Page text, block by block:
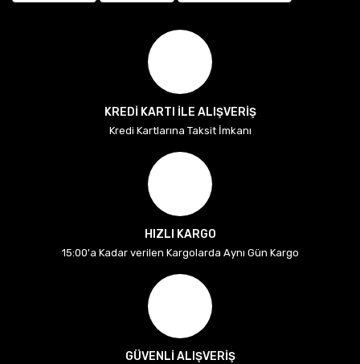
KREDİ KARTI İLE ALIŞVERİŞ
Kredi Kartlarına Taksit İmkanı
HIZLI KARGO
15:00'a Kadar verilen Kargolarda Aynı Gün Kargo
GÜVENLİ ALIŞVERİŞ